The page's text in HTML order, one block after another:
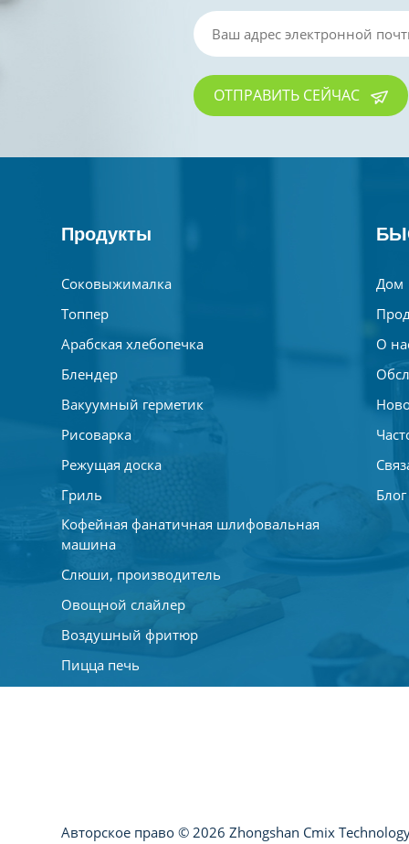
ОТПРАВИТЬ СЕЙЧАС
Продукты
Соковыжималка
Топпер
Арабская хлебопечка
Блендер
Вакуумный герметик
Рисоварка
Режущая доска
Гриль
Кофейная фанатичная шлифовальная
машина
Слюши, производитель
Овощной слайлер
Воздушный фритюр
Пицца печь
Дом
О
Блог
Авторское право © 2026 Zhongshan Cmix